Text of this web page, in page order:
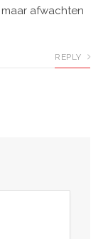
afwachten
REPLY